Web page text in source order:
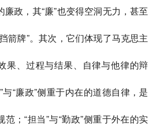
廉政，其“廉”也变得空洞无力，甚至
箭牌”。其次，它们体现了马克思主
果、过程与结果、自律与他律的辩
与“廉政”侧重于内在的道德自律，是
；“担当”与“勤政”侧重于外在的实